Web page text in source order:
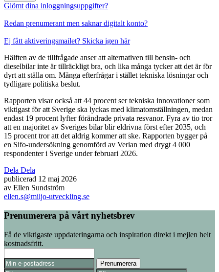
Glömt dina inloggningsuppgifter?
Redan prenumerant men saknar digitalt konto?
Ej fått aktiveringsmailet? Skicka igen här
Hälften av de tillfrågade anser att alternativen till bensin- och
dieselbilar inte är tillräckligt bra, och lika många tycker att det är för
dyrt att ställa om. Många efterfrågar i stället tekniska lösningar och
tydligare politiska beslut.
Rapporten visar också att 44 procent ser tekniska innovationer som
viktigast för att Sverige ska lyckas med klimatomställningen, medan
endast 19 procent lyfter förändrade privata resvanor. Fyra av tio tror
att en majoritet av Sveriges bilar blir eldrivna först efter 2035, och
15 procent tror att det aldrig kommer att ske. Rapporten bygger på
en Sifo-undersökning genomförd av Verian med drygt 4 000
respondenter i Sverige under februari 2026.
Dela Dela
publicerad 12 maj 2026
av Ellen Sundström
ellen.s@miljo-utveckling.se
Prenumerera på vårt nyhetsbrev
Få de viktigaste uppdateringarna och inspiration direkt i mejlen helt
kostnadsfritt.